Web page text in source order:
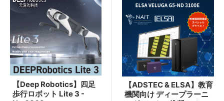
【Deep Robotics】四足
歩行ロボット Lite 3 -
【ADSTEC & ELSA】教育
機関向け ディープラーニ